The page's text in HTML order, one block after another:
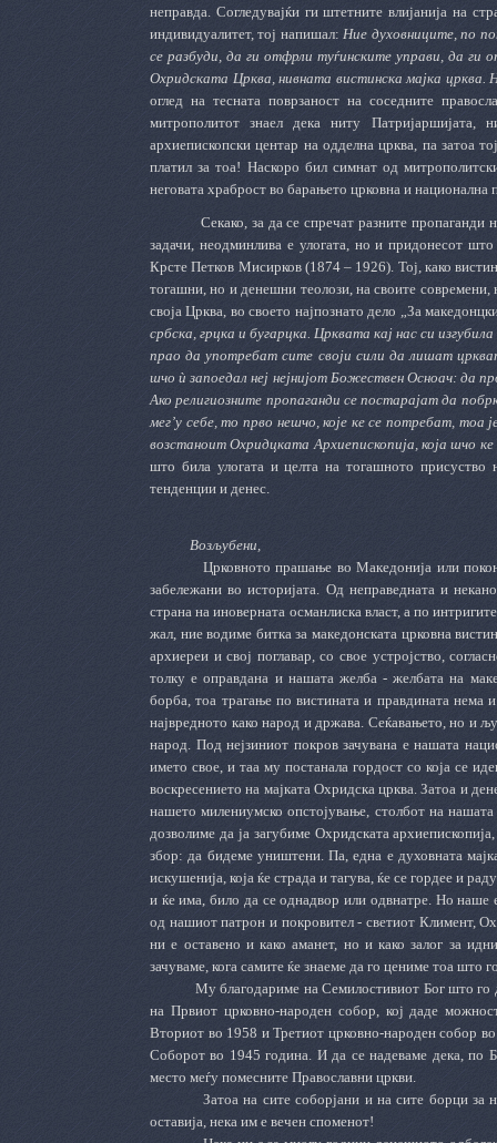
неправда. Согледувајќи ги штетните влијанија на
индивидуалитет, тој напишал: Ние духовниците, по
се разбуди, да ги отфрли туѓинските управи, да ги
Охридската Црква, нивната вистинска мајка црква.
оглед на тесната поврзаност на соседните
митрополитот знаел дека ниту Патријаршијата,
архиепископски центар на одделна црква, па затоа
платил за тоа! Наскоро бил симнат од
неговата храброст во барањето црковна и национална
Секако, за да се спречат разните
задачи, неодминлива е улогата, но и придонесот
Крсте Петков Мисирков (1874 – 1926). Тој, како
тогашни, но и денешни теолози, на своите
своја Црква, во своето најпознато дело „За
србска, грцка и бугарцка. Црквата кај нас си
прао да употребат сите своји сили да лишат
шчо ѝ запоедал неј нејнијот Божествен Осноач: да
Ако религиозните пропаганди се постарајат да
мег’у себе, то прво нешчо, које ке се потребат,
возстаноит Охридцката Архиепископија, која шчо
што била улогата и целта на тогашното присуство
тенденции и денес.
Возљубени,
Црковното прашање во Македонија или
забележани во историјата. Од неправедната и
страна на иноверната османлиска власт, а по
жал, ние водиме битка за македонската црковна
архиереи и свој поглавар, со свое устројство,
толку е оправдана и нашата желба - желбата на
борба, тоа трагање по вистината и правдината нема
највредното како народ и држава. Сеќавањето, но и
народ. Под нејзиниот покров зачувана е нашата
името свое, и таа му постанала гордост со која се
воскресението на мајката Охридска црква. Затоа и
нашето милениумско опстојување, столбот на
дозволиме да ја загубиме Охридската
збор: да бидеме уништени. Па, една е духовната
искушенија, која ќе страда и тагува, ќе се гордее и
и ќе има, било да се однадвор или одвнатре. Но
од нашиот патрон и покровител - светиот Климент,
ни е оставено и како аманет, но и како залог за
зачуваме, кога самите ќе знаеме да го цениме тоа што
Му благодариме на Семилостивиот Бог што
на Првиот црковно-народен собор, кој даде
Вториот во 1958 и Третиот црковно-народен собор
Соборот во 1945 година. И да се надеваме дека, по
место меѓу помесните Православни цркви.
Затоа на сите соборјани и на сите борци
оставија, нека им е вечен споменот!